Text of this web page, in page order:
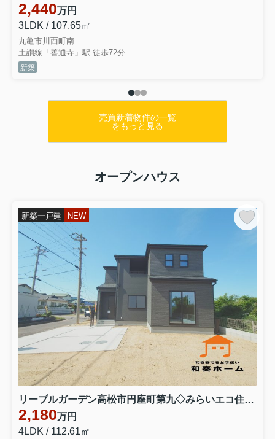
2,440万円
3LDK / 107.65㎡
丸亀市川西町南
土讃線「善通寺」駅 徒歩72分
新築
売買新着物件の一覧
をもっと見る
オープンハウス
新築一戸建 NEW
リーブルガーデン高松市円座町第九◇みらいエコ住宅2026事業補助金対象の長期優良住宅 １号棟
2,180万円
4LDK / 112.61㎡